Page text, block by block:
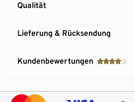
Qualität
Lieferung & Rücksendung
Kundenbewertungen